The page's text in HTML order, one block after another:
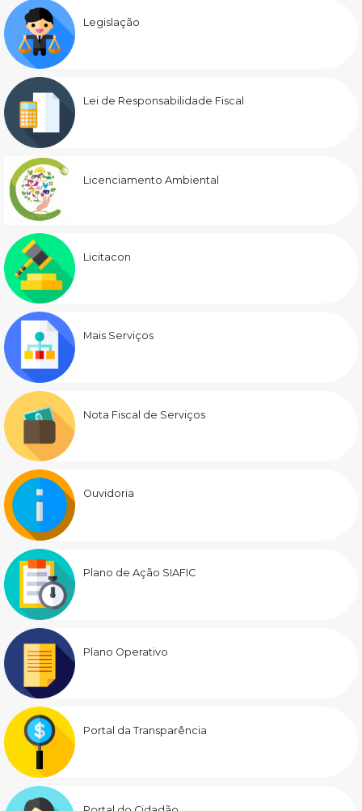
Legislação
Lei de Responsabilidade Fiscal
Licenciamento Ambiental
Licitacon
Mais Serviços
Nota Fiscal de Serviços
Ouvidoria
Plano de Ação SIAFIC
Plano Operativo
Portal da Transparência